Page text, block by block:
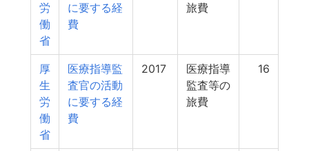
労
働
省
に要する経
費
旅費
厚
生
労
働
省
医療指導監
査官の活動
に要する経
費
2017
医療指導
監査等の
旅費
16